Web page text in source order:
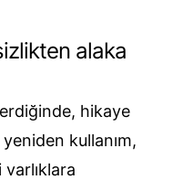
alaka
hikaye
kullanım,
varlıklara